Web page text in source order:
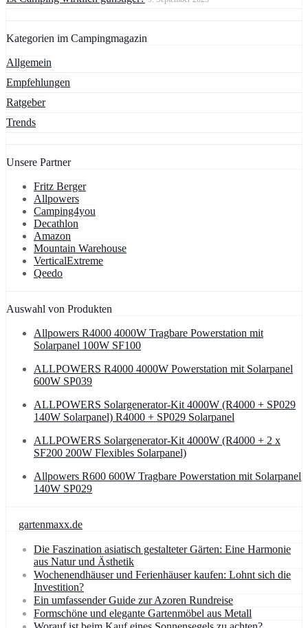
Kategorien im Campingmagazin
Allgemein
Empfehlungen
Ratgeber
Trends
Unsere Partner
Fritz Berger
Allpowers
Camping4you
Decathlon
Amazon
Mountain Warehouse
VerticalExtreme
Qeedo
Auswahl von Produkten
Allpowers R4000 4000W Tragbare Powerstation mit
Solarpanel 100W SF100
ALLPOWERS R4000 4000W Powerstation mit Solarpanel
600W SP039
ALLPOWERS Solargenerator-Kit 4000W (R4000 + SP029
140W Solarpanel) R4000 + SP029 Solarpanel
ALLPOWERS Solargenerator-Kit 4000W (R4000 + 2 x
SF200 200W Flexibles Solarpanel)
Allpowers R600 600W Tragbare Powerstation mit Solarpanel
140W SP029
gartenmaxx.de
Die Faszination asiatisch gestalteter Gärten: Eine Harmonie
aus Natur und Ästhetik
Wochenendhäuser und Ferienhäuser kaufen: Lohnt sich die
Investition?
Ein umfassender Guide zur Azoren Rundreise
Formschöne und elegante Gartenmöbel aus Metall